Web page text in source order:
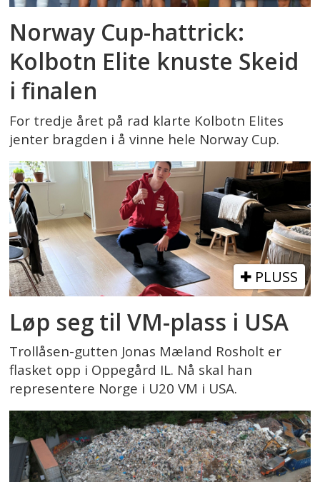
Norway Cup-hattrick:
Kolbotn Elite knuste Skeid
i finalen
For tredje året på rad klarte Kolbotn Elites
jenter bragden i å vinne hele Norway Cup.
PLUSS
Løp seg til VM-plass i USA
Trollåsen-gutten Jonas Mæland Rosholt er
flasket opp i Oppegård IL. Nå skal han
representere Norge i U20 VM i USA.